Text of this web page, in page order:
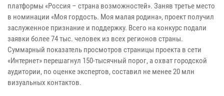
платформы «Россия – страна возможностей». Заняв третье место
в номинации «Моя гордость. Моя малая родина», проект получил
заслуженное признание и поддержку. Всего на конкурс подали
заявки более 74 тыс. человек из всех регионов страны.
Суммарный показатель просмотров страницы проекта в сети
«Интернет» перешагнул 150-тысячный порог, а охват городской
аудитории, по оценке экспертов, составил не менее 20 млн
визуальных контактов.